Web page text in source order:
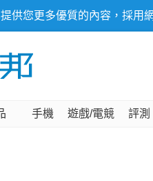
供您更多優質的內容，採用
手機 遊戲/電競 評測